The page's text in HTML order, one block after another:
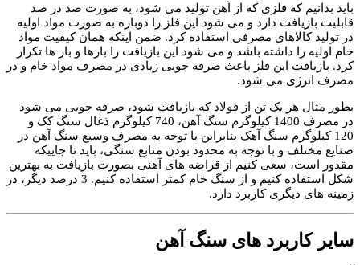
باید بدانیم که فلزی که از آهن تولید می شود، به صورت صد در صد
قابلیت بازیافت دارد و می شود این فلز را دوباره به صورت مواد اولیه
در تولید کالاهای مصرفی استفاده کرد. ضمن اینکه همان کیفیت مواد
خام اولیه را داشته باشد و می شود این بازیافت را بارها و بار ها تکرار
کرد. بازیافت این فلز باعث صرفه جویی زیادی در مصرف مواد خام و در
مصرف انرژی می شود.
بطور مثال هر یک تن از فولاد که بازیافت شود، صرفه جویی می شود
در مصرف 1400 کیلوگرم سنگ آهن، 740 کیلوگرم ذغال سنگ کک و
120 کیلوگرم سنگ آهک بنابراین با توجه به مصرف وسیع سنگ آهن در
صنایع مختلف و با توجه به محدود بودن منابع سنگی، باید تا جاییکه
مقدور است، سعی کنیم از قراضه های آهنی بصورت بازیافت به بهترین
شکل استفاده کنیم و از سنگ خام کمتر استفاده کنیم. 3 درصد دیگر، در
زمینه های دیگری کاربرد دارد.
سایر کاربرد های سنگ آهن